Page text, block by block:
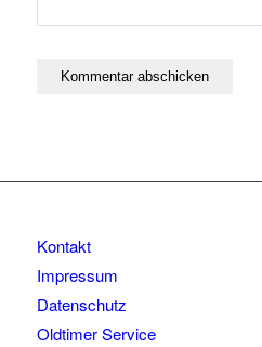
Kontakt
Impressum
Datenschutz
Oldtimer Service